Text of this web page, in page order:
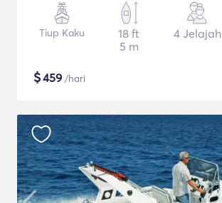
Tiup Kaku
18 ft
5 m
4 Jelajah
$459 /hari